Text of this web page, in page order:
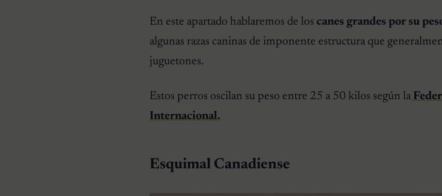
En este apartado hablaremos de loscanes grandes por su
algunas razas caninas de imponente estructura que
juguetones.
Estos perros oscilan su peso entre 25 a 50 kilos según la
Internacional.
Esquimal Canadiense